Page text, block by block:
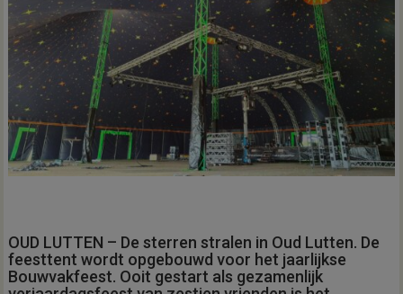
OUD LUTTEN – De sterren stralen in Oud Lutten. De
feesttent wordt opgebouwd voor het jaarlijkse
Bouwvakfeest. Ooit gestart als gezamenlijk